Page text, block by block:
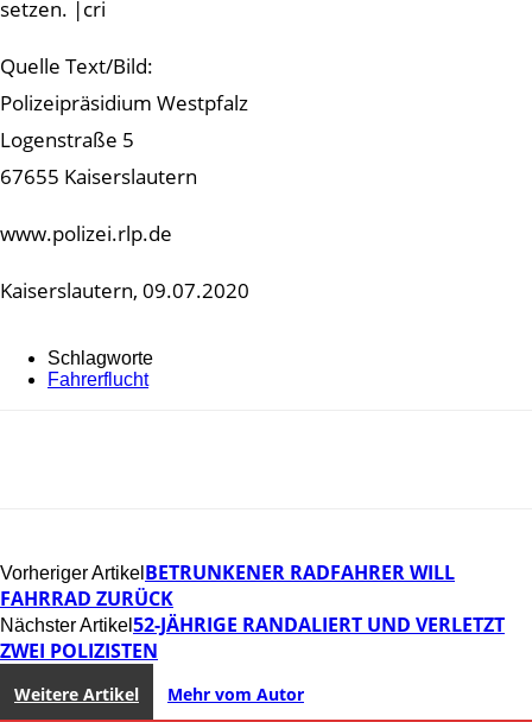
setzen. |cri
Quelle Text/Bild:
Polizeipräsidium Westpfalz
Logenstraße 5
67655 Kaiserslautern
www.polizei.rlp.de
Kaiserslautern, 09.07.2020
Schlagworte
Fahrerflucht
Vorheriger Artikel BETRUNKENER RADFAHRER WILL
FAHRRAD ZURÜCK
Nächster Artikel 52-JÄHRIGE RANDALIERT UND VERLETZT
ZWEI POLIZISTEN
Weitere Artikel Mehr vom Autor